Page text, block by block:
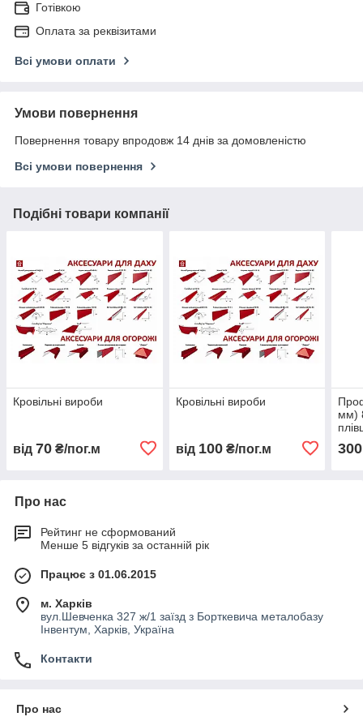
Готівкою
Оплата за реквізитами
Всі умови оплати
Умови повернення
Повернення товару впродовж 14 днів за домовленістю
Всі умови повернення
Подібні товари компанії
Кровільні вироби
від 70 ₴/пог.м
Кровільні вироби
від 100₴/пог.м
мм)
300
Про нас
Рейтинг не сформований
Менше 5 відгуків за останній рік
Працює з 01.06.2015
м. Харків
вул.Шевченка 327 ж/1 заїзд з Борткевича металобазу
Інвентум, Харків, Україна
Контакти
Про нас